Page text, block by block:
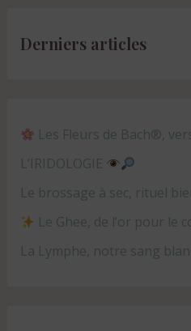
Derniers articles
Les Fleurs de Bach®,
L’IRIDOLOGIE
Le brossage à sec, rituel
Le Ghee, de l’or pour le
La Lymphe, notre sang